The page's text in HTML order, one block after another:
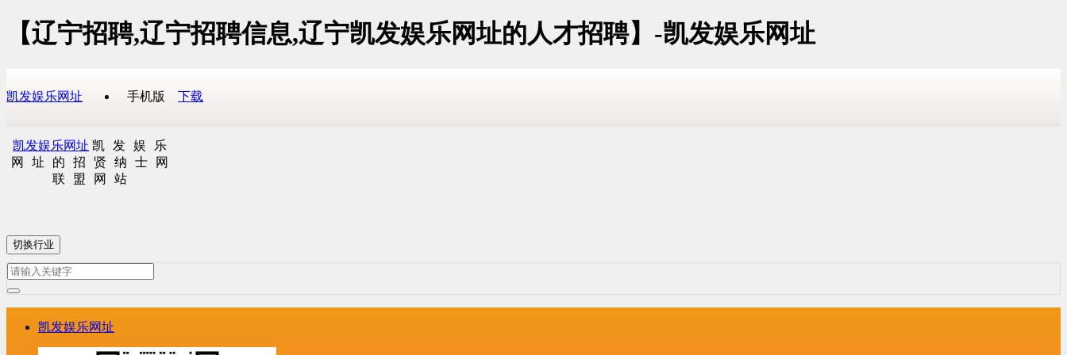
【辽宁招聘,辽宁招聘信息,辽宁凯发娱乐网址的人才招聘】-凯发娱乐网址
凯发娱乐网址 手机版 下载
凯发娱乐网址 凯发娱乐
网址的招贤纳士网
联盟网站
切换行业
凯发娱乐网址